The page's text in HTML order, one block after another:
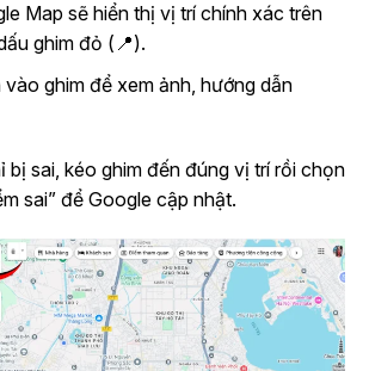
Map sẽ hiển thị vị trí chính xác trên
ghim đỏ (📍).
ghim để xem ảnh, hướng dẫn
bị sai, kéo ghim đến đúng vị trí rồi chọn
sai” để Google cập nhật.